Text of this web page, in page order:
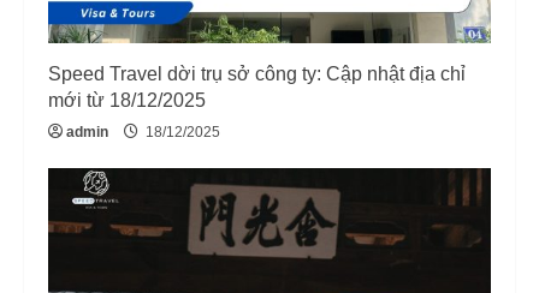
Speed Travel dời trụ sở công ty: Cập nhật địa chỉ
mới từ 18/12/2025
admin 18/12/2025